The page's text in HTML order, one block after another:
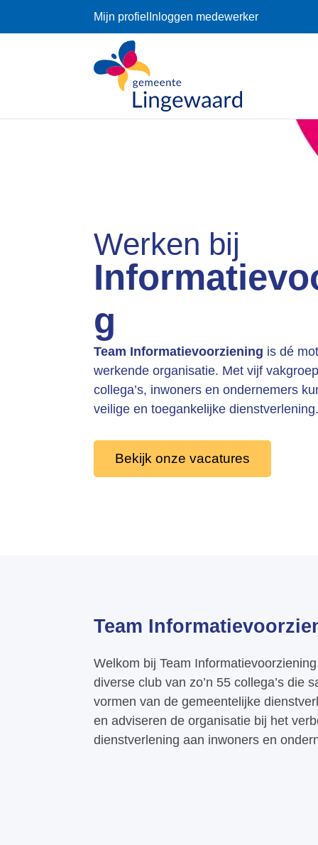
Mijn profiel Inloggen medewerker
Werken bij
g
Team Informatievoorziening is dé
werkende organisatie. Met vijf
collega’s, inwoners en ondernemers
veilige en toegankelijke dienstverlening.
Bekijk onze vacatures
Team
Welkom bij Team
diverse club van zo’n 55 collega’s die
vormen van de gemeentelijke
en adviseren de organisatie bij het
dienstverlening aan inwoners en